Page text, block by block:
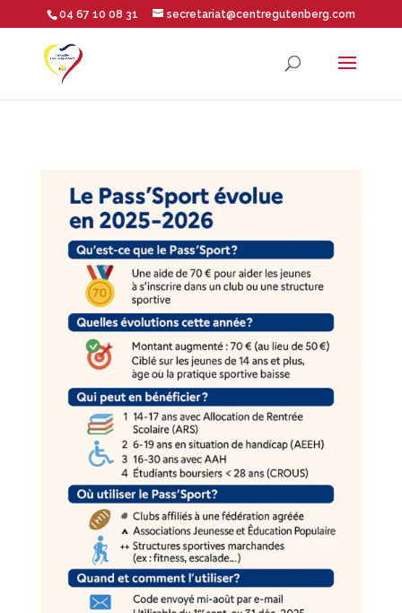
Ouvrir la barre d’outils
04 67 10 08 31 secretariat@centregutenberg.com